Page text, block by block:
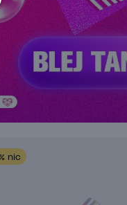
nic